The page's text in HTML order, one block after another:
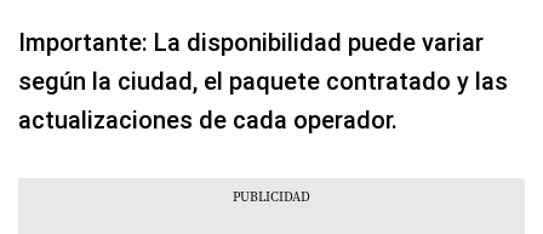
Importante: La disponibilidad puede variar
según la ciudad, el paquete contratado y las
actualizaciones de cada operador.